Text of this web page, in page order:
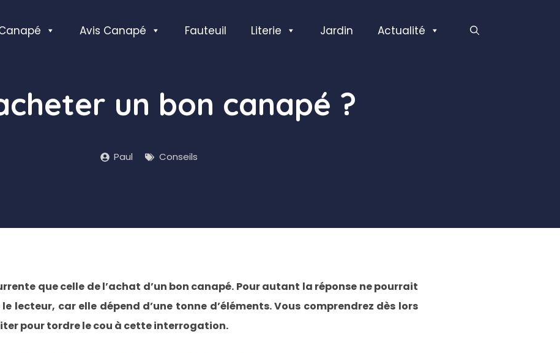
Avis Canapé Fauteuil Literie Jardin Actualité
un bon canapé ?
Paul Conseils
que celle de l’achat d’un bon canapé. Pour autant la réponse ne pourrait
lecteur, car elle dépend d’une tonne d’éléments. Vous comprendrez dès lors
pour tordre le cou à cette interrogation.